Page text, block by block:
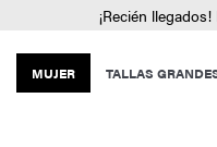
¡Recién
MUJER TALLAS